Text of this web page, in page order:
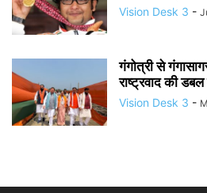
Vision Desk 3 -
गंगोत्री से
राष्ट्रवाद की
Vision Desk 3 -